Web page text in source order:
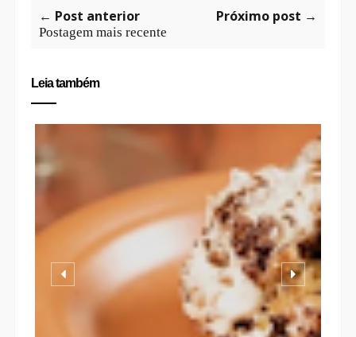
← Post anterior
Postagem mais recente
Próximo post →
Leia também